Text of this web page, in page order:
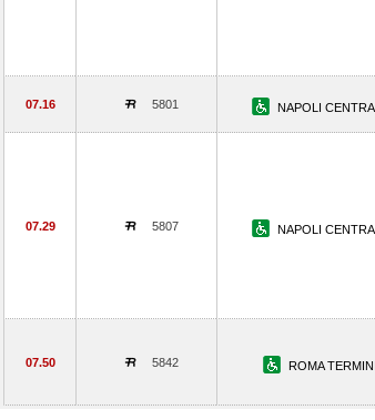
07.16 5801 NAPOLI
07.29 5807 NAPOLI
07.50 5842 ROMA TERMINI